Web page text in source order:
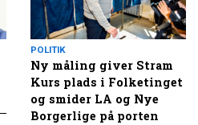
POLITIK
Ny måling giver Stram
Kurs plads i Folketinget
og smider LA og Nye
Borgerlige på porten